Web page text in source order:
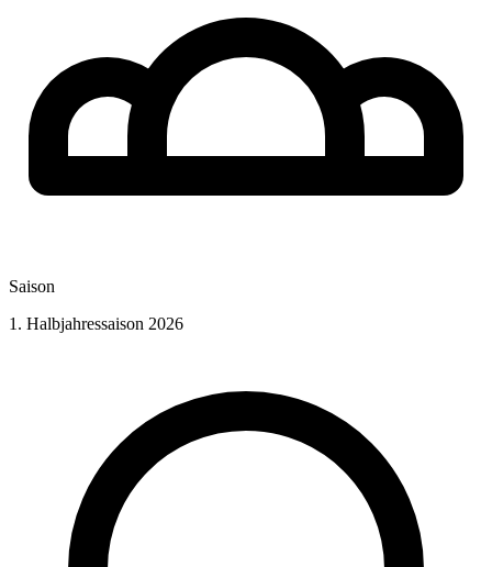
Saison
1. Halbjahressaison 2026